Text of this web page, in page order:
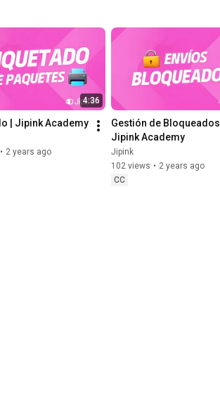
4:36
| Jipink Academy
• 2 years ago
Gestión de Bloqueados |
Jipink Academy
Jipink
102 views • 2 years ago
CC